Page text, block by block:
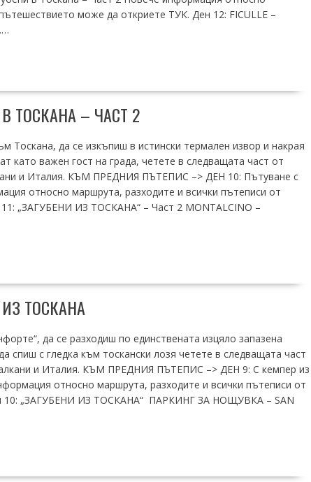
може да откриете ТУК. Ден 12: FICULLE –
ТОСКАНА – ЧАСТ 2
Тоскана, да се изкъпиш в истински термален извор и накрая
като важен гост на града, четете в следващата част от
и Италия. КЪМ ПРЕДНИЯ ПЪТЕПИС –> ДЕН 10: Пътуване с
относно маршрута, разходите и всички пътеписи от
„ЗАГУБЕНИ ИЗ ТОСКАНА“ – Част 2 MONTALCINO –
ТОСКАНА
да се разходиш по единствената изцяло запазена
спиш с гледка към тоскански лозя четете в следващата част
и Италия. КЪМ ПРЕДНИЯ ПЪТЕПИС –> ДЕН 9: С кемпер из
относно маршрута, разходите и всички пътеписи от
10: „ЗАГУБЕНИ ИЗ ТОСКАНА“ ПАРКИНГ ЗА НОЩУВКА – SAN